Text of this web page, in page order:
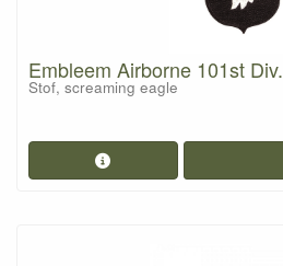
Embleem Airborne 101st Div.
Stof, screaming eagle